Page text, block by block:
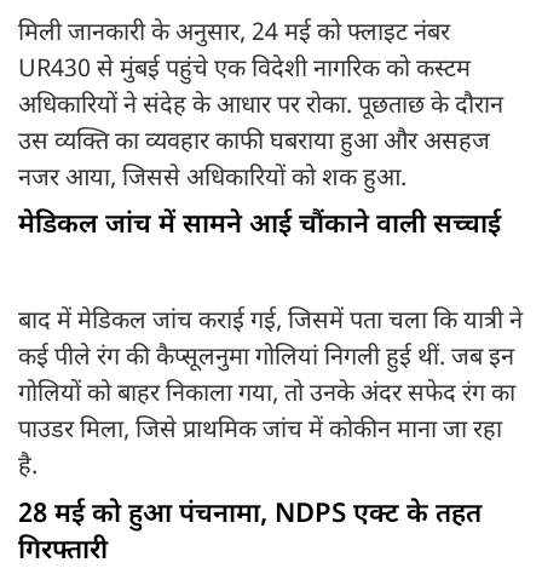
मिली जानकारी के अनुसार, 24 मई को फ्लाइट नंबर
UR430 से मुंबई पहुंचे एक विदेशी नागरिक को कस्टम
अधिकारियों ने संदेह के आधार पर रोका. पूछताछ के दौरान
उस व्यक्ति का व्यवहार काफी घबराया हुआ और असहज
नजर आया, जिससे अधिकारियों को शक हुआ.
मेडिकल जांच में सामने आई चौंकाने वाली सच्चाई
बाद में मेडिकल जांच कराई गई, जिसमें पता चला कि यात्री ने
कई पीले रंग की कैप्सूलनुमा गोलियां निगली हुई थीं. जब इन
गोलियों को बाहर निकाला गया, तो उनके अंदर सफेद रंग का
पाउडर मिला, जिसे प्राथमिक जांच में कोकीन माना जा रहा
है.
28 मई को हुआ पंचनामा, NDPS एक्ट के तहत
गिरफ्तारी